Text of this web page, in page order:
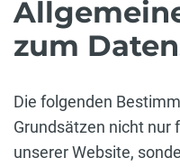
zum
Die folgenden
Grundsätzen nicht nur
unserer Website,